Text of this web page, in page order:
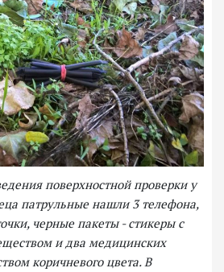
поверхностной проверки у
патрульные нашли 3 телефона,
черные пакеты - стикеры с
и два медицинских
коричневого цвета. В